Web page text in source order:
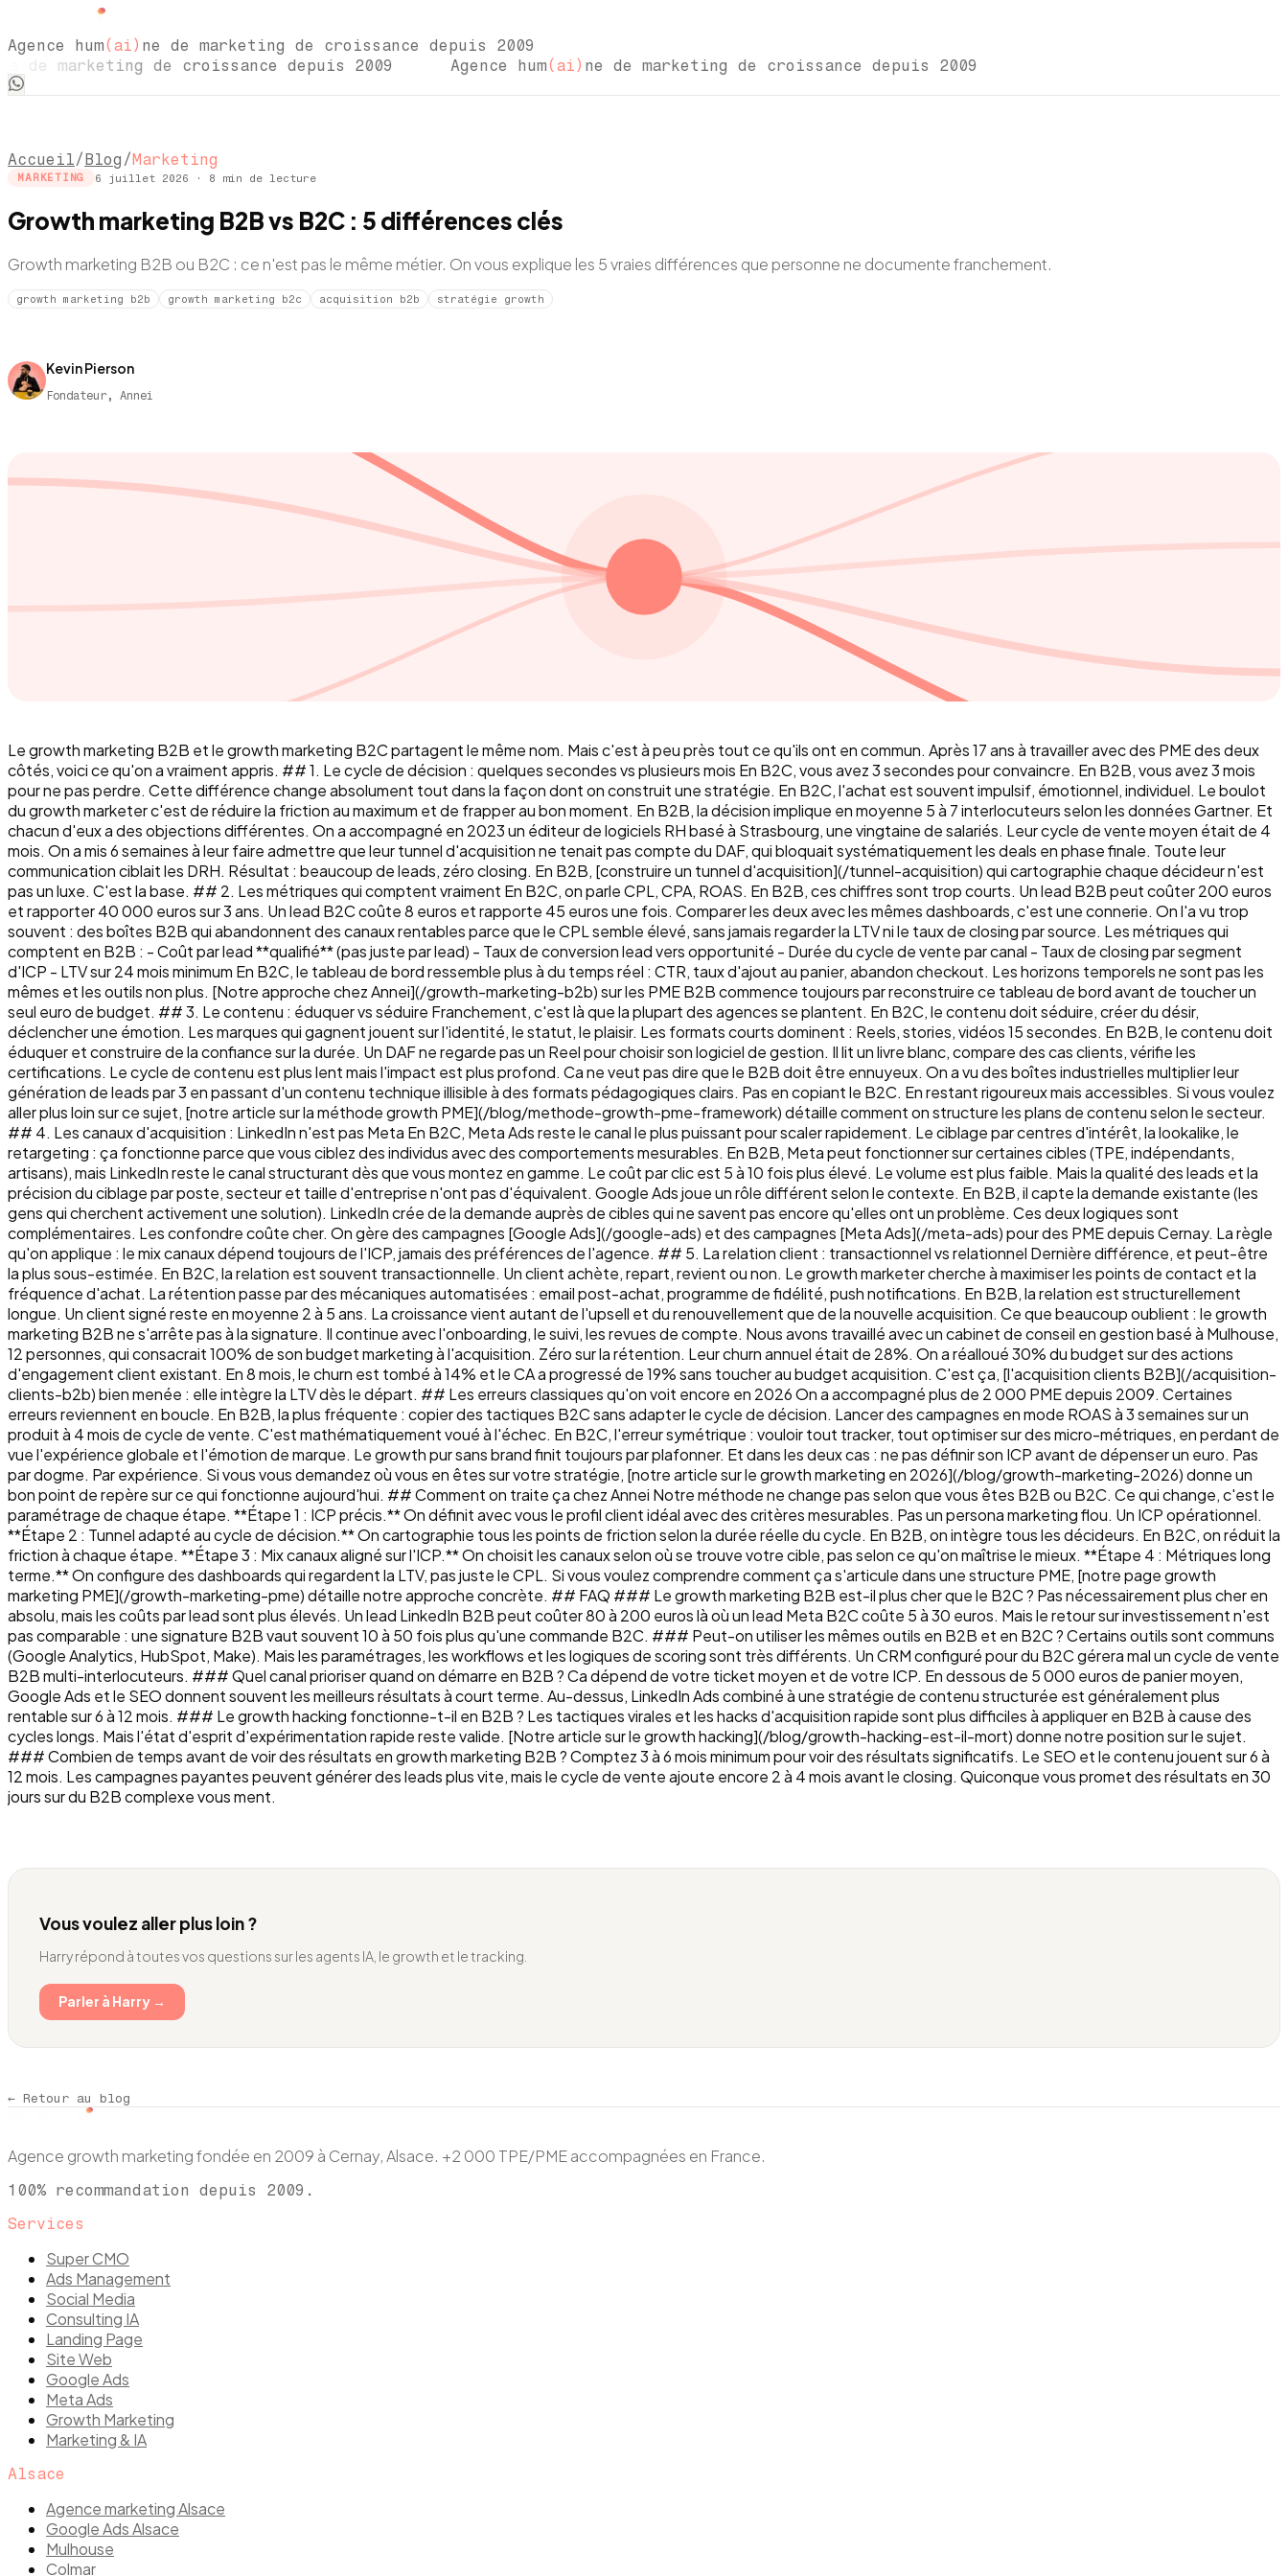
Agence hum(ai) ne de marketing de croissance depuis 2009
de marketing de croissance depuis 2009 Agence hum(ai)ne de marketing de croissance depuis 2009
Accueil/Blog /Marketing
MARKETING 6 juillet 2026 · 8 min de lecture
Growth marketing B2B vs B2C : 5 différences clés
Growth marketing B2B ou B2C : ce n'est pas le même métier. On vous explique les 5 vraies différences que personne ne documente franchement.
growth marketing b2b growth marketing b2c acquisition b2b stratégie growth
Kevin Pierson
Fondateur, Annei
Le growth marketing B2B et le growth marketing B2C partagent le même nom. Mais c'est à peu près tout ce qu'ils ont en commun. Après 17 ans à travailler avec des PME des deux
côtés, voici ce qu'on a vraiment appris. ## 1. Le cycle de décision : quelques secondes vs plusieurs mois En B2C, vous avez 3 secondes pour convaincre. En B2B, vous avez 3 mois
pour ne pas perdre. Cette différence change absolument tout dans la façon dont on construit une stratégie. En B2C, l'achat est souvent impulsif, émotionnel, individuel. Le boulot
du growth marketer c'est de réduire la friction au maximum et de frapper au bon moment. En B2B, la décision implique en moyenne 5 à 7 interlocuteurs selon les données Gartner. Et
chacun d'eux a des objections différentes. On a accompagné en 2023 un éditeur de logiciels RH basé à Strasbourg, une vingtaine de salariés. Leur cycle de vente moyen était de 4
mois. On a mis 6 semaines à leur faire admettre que leur tunnel d'acquisition ne tenait pas compte du DAF, qui bloquait systématiquement les deals en phase finale. Toute leur
communication ciblait les DRH. Résultat : beaucoup de leads, zéro closing. En B2B, [construire un tunnel d'acquisition](/tunnel-acquisition) qui cartographie chaque décideur n'est
pas un luxe. C'est la base. ## 2. Les métriques qui comptent vraiment En B2C, on parle CPL, CPA, ROAS. En B2B, ces chiffres sont trop courts. Un lead B2B peut coûter 200 euros
et rapporter 40 000 euros sur 3 ans. Un lead B2C coûte 8 euros et rapporte 45 euros une fois. Comparer les deux avec les mêmes dashboards, c'est une connerie. On l'a vu trop
souvent : des boîtes B2B qui abandonnent des canaux rentables parce que le CPL semble élevé, sans jamais regarder la LTV ni le taux de closing par source. Les métriques qui
comptent en B2B : - Coût par lead **qualifié** (pas juste par lead) - Taux de conversion lead vers opportunité - Durée du cycle de vente par canal - Taux de closing par segment
d'ICP - LTV sur 24 mois minimum En B2C, le tableau de bord ressemble plus à du temps réel : CTR, taux d'ajout au panier, abandon checkout. Les horizons temporels ne sont pas les
mêmes et les outils non plus. [Notre approche chez Annei](/growth-marketing-b2b) sur les PME B2B commence toujours par reconstruire ce tableau de bord avant de toucher un
seul euro de budget. ## 3. Le contenu : éduquer vs séduire Franchement, c'est là que la plupart des agences se plantent. En B2C, le contenu doit séduire, créer du désir,
déclencher une émotion. Les marques qui gagnent jouent sur l'identité, le statut, le plaisir. Les formats courts dominent : Reels, stories, vidéos 15 secondes. En B2B, le contenu doit
éduquer et construire de la confiance sur la durée. Un DAF ne regarde pas un Reel pour choisir son logiciel de gestion. Il lit un livre blanc, compare des cas clients, vérifie les
certifications. Le cycle de contenu est plus lent mais l'impact est plus profond. Ca ne veut pas dire que le B2B doit être ennuyeux. On a vu des boîtes industrielles multiplier leur
génération de leads par 3 en passant d'un contenu technique illisible à des formats pédagogiques clairs. Pas en copiant le B2C. En restant rigoureux mais accessibles. Si vous voulez
aller plus loin sur ce sujet, [notre article sur la méthode growth PME](/blog/methode-growth-pme-framework) détaille comment on structure les plans de contenu selon le secteur.
## 4. Les canaux d'acquisition : LinkedIn n'est pas Meta En B2C, Meta Ads reste le canal le plus puissant pour scaler rapidement. Le ciblage par centres d'intérêt, la lookalike, le
retargeting : ça fonctionne parce que vous ciblez des individus avec des comportements mesurables. En B2B, Meta peut fonctionner sur certaines cibles (TPE, indépendants,
artisans), mais LinkedIn reste le canal structurant dès que vous montez en gamme. Le coût par clic est 5 à 10 fois plus élevé. Le volume est plus faible. Mais la qualité des leads et la
précision du ciblage par poste, secteur et taille d'entreprise n'ont pas d'équivalent. Google Ads joue un rôle différent selon le contexte. En B2B, il capte la demande existante (les
gens qui cherchent activement une solution). LinkedIn crée de la demande auprès de cibles qui ne savent pas encore qu'elles ont un problème. Ces deux logiques sont
complémentaires. Les confondre coûte cher. On gère des campagnes [Google Ads](/google-ads) et des campagnes [Meta Ads](/meta-ads) pour des PME depuis Cernay. La règle
qu'on applique : le mix canaux dépend toujours de l'ICP, jamais des préférences de l'agence. ## 5. La relation client : transactionnel vs relationnel Dernière différence, et peut-être
la plus sous-estimée. En B2C, la relation est souvent transactionnelle. Un client achète, repart, revient ou non. Le growth marketer cherche à maximiser les points de contact et la
fréquence d'achat. La rétention passe par des mécaniques automatisées : email post-achat, programme de fidélité, push notifications. En B2B, la relation est structurellement
longue. Un client signé reste en moyenne 2 à 5 ans. La croissance vient autant de l'upsell et du renouvellement que de la nouvelle acquisition. Ce que beaucoup oublient : le growth
marketing B2B ne s'arrête pas à la signature. Il continue avec l'onboarding, le suivi, les revues de compte. Nous avons travaillé avec un cabinet de conseil en gestion basé à Mulhouse,
12 personnes, qui consacrait 100% de son budget marketing à l'acquisition. Zéro sur la rétention. Leur churn annuel était de 28%. On a réalloué 30% du budget sur des actions
d'engagement client existant. En 8 mois, le churn est tombé à 14% et le CA a progressé de 19% sans toucher au budget acquisition. C'est ça, [l'acquisition clients B2B](/acquisition-
clients-b2b) bien menée : elle intègre la LTV dès le départ. ## Les erreurs classiques qu'on voit encore en 2026 On a accompagné plus de 2 000 PME depuis 2009. Certaines
erreurs reviennent en boucle. En B2B, la plus fréquente : copier des tactiques B2C sans adapter le cycle de décision. Lancer des campagnes en mode ROAS à 3 semaines sur un
produit à 4 mois de cycle de vente. C'est mathématiquement voué à l'échec. En B2C, l'erreur symétrique : vouloir tout tracker, tout optimiser sur des micro-métriques, en perdant de
vue l'expérience globale et l'émotion de marque. Le growth pur sans brand finit toujours par plafonner. Et dans les deux cas : ne pas définir son ICP avant de dépenser un euro. Pas
par dogme. Par expérience. Si vous vous demandez où vous en êtes sur votre stratégie, [notre article sur le growth marketing en 2026](/blog/growth-marketing-2026) donne un
bon point de repère sur ce qui fonctionne aujourd'hui. ## Comment on traite ça chez Annei Notre méthode ne change pas selon que vous êtes B2B ou B2C. Ce qui change, c'est le
paramétrage de chaque étape. **Étape 1 : ICP précis.** On définit avec vous le profil client idéal avec des critères mesurables. Pas un persona marketing flou. Un ICP opérationnel.
**Étape 2 : Tunnel adapté au cycle de décision.** On cartographie tous les points de friction selon la durée réelle du cycle. En B2B, on intègre tous les décideurs. En B2C, on réduit la
friction à chaque étape. **Étape 3 : Mix canaux aligné sur l'ICP.** On choisit les canaux selon où se trouve votre cible, pas selon ce qu'on maîtrise le mieux. **Étape 4 : Métriques long
terme.** On configure des dashboards qui regardent la LTV, pas juste le CPL. Si vous voulez comprendre comment ça s'articule dans une structure PME, [notre page growth
marketing PME](/growth-marketing-pme) détaille notre approche concrète. ## FAQ ### Le growth marketing B2B est-il plus cher que le B2C ? Pas nécessairement plus cher en
absolu, mais les coûts par lead sont plus élevés. Un lead LinkedIn B2B peut coûter 80 à 200 euros là où un lead Meta B2C coûte 5 à 30 euros. Mais le retour sur investissement n'est
pas comparable : une signature B2B vaut souvent 10 à 50 fois plus qu'une commande B2C. ### Peut-on utiliser les mêmes outils en B2B et en B2C ? Certains outils sont communs
(Google Analytics, HubSpot, Make). Mais les paramétrages, les workflows et les logiques de scoring sont très différents. Un CRM configuré pour du B2C gérera mal un cycle de vente
B2B multi-interlocuteurs. ### Quel canal prioriser quand on démarre en B2B ? Ca dépend de votre ticket moyen et de votre ICP. En dessous de 5 000 euros de panier moyen,
Google Ads et le SEO donnent souvent les meilleurs résultats à court terme. Au-dessus, LinkedIn Ads combiné à une stratégie de contenu structurée est généralement plus
rentable sur 6 à 12 mois. ### Le growth hacking fonctionne-t-il en B2B ? Les tactiques virales et les hacks d'acquisition rapide sont plus difficiles à appliquer en B2B à cause des
cycles longs. Mais l'état d'esprit d'expérimentation rapide reste valide. [Notre article sur le growth hacking](/blog/growth-hacking-est-il-mort) donne notre position sur le sujet.
### Combien de temps avant de voir des résultats en growth marketing B2B ? Comptez 3 à 6 mois minimum pour voir des résultats significatifs. Le SEO et le contenu jouent sur 6 à
12 mois. Les campagnes payantes peuvent générer des leads plus vite, mais le cycle de vente ajoute encore 2 à 4 mois avant le closing. Quiconque vous promet des résultats en 30
jours sur du B2B complexe vous ment.
Vous voulez aller plus loin ?
Harry répond à toutes vos questions sur les agents IA, le growth et le tracking.
Parler à Harry →
← Retour au blog
Agence growth marketing fondée en 2009 à Cernay, Alsace. +2 000 TPE/PME accompagnées en France.
100% recommandation depuis 2009.
Services
Super CMO
Ads Management
Social Media
Consulting IA
Landing Page
Site Web
Google Ads
Meta Ads
Growth Marketing
Marketing & IA
Alsace
Agence marketing Alsace
Google Ads Alsace
Mulhouse
Colmar